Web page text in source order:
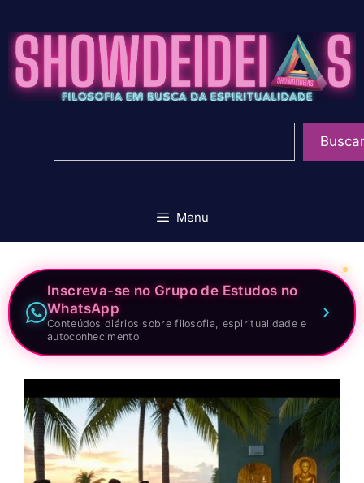
para
conteúdo
Buscar
Menu
Inscreva-se no Grupo de Estudos no
WhatsApp
Conteúdos diários sobre filosofia, espiritualidade e
autoconhecimento